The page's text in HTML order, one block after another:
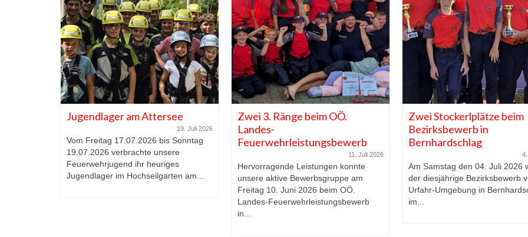
Jugendlager am Attersee
19. Juli 2026
Vom Freitag 17.07.2026 bis Sonntag
19.07.2026 verbrachte unsere
Feuerwehrjugend ihr heuriges
Jugendlager im Hochseilgarten am...
Zwei 3. Ränge beim OÖ.
Landes-
Feuerwehrleistungsbewerb
11. Juli 2026
Hervorragende Leistungen konnte
unsere aktive Bewerbsgruppe am
Freitag 10. Juni 2026 beim OÖ.
Landes-Feuerwehrleistungsbewerb
in...
Zwei Stockerlplätze beim
Bezirksbewerb in
Bernhardschlag
Am Samstag den 04. Juli 2026
der diesjährige Bezirksbewerb
Urfahr-Umgebung in
im...